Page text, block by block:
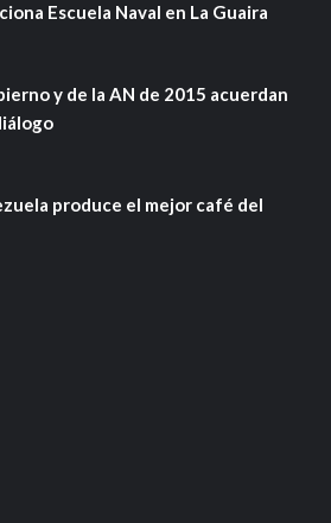
Escuela Naval en La Guaira
y de la AN de 2015 acuerdan
produce el mejor café del